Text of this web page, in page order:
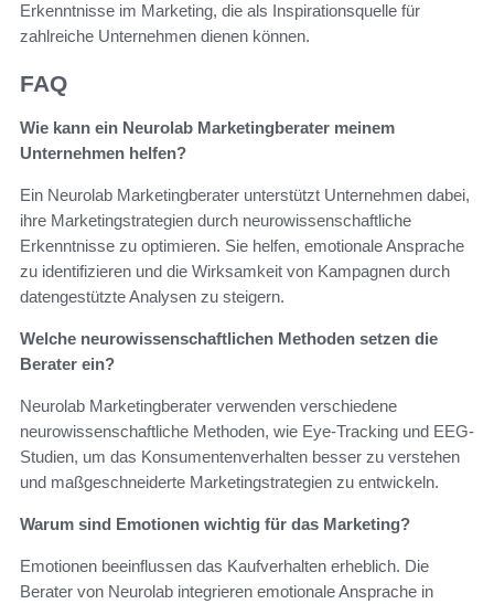
Erkenntnisse im Marketing, die als Inspirationsquelle für
zahlreiche Unternehmen dienen können.
FAQ
Wie kann ein Neurolab Marketingberater meinem
Unternehmen helfen?
Ein Neurolab Marketingberater unterstützt Unternehmen dabei,
ihre Marketingstrategien durch neurowissenschaftliche
Erkenntnisse zu optimieren. Sie helfen, emotionale Ansprache
zu identifizieren und die Wirksamkeit von Kampagnen durch
datengestützte Analysen zu steigern.
Welche neurowissenschaftlichen Methoden setzen die
Berater ein?
Neurolab Marketingberater verwenden verschiedene
neurowissenschaftliche Methoden, wie Eye-Tracking und EEG-
Studien, um das Konsumentenverhalten besser zu verstehen
und maßgeschneiderte Marketingstrategien zu entwickeln.
Warum sind Emotionen wichtig für das Marketing?
Emotionen beeinflussen das Kaufverhalten erheblich. Die
Berater von Neurolab integrieren emotionale Ansprache in